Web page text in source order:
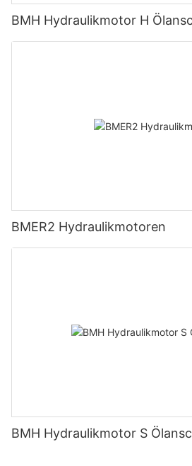
BMH Hydraulikmotor H
BMER2 Hydraulikmotoren
BMH Hydraulikmotor S